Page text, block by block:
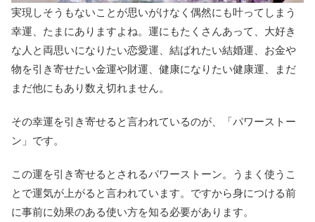
実現しそうもないことが思いがけなく偶然にも叶ってしまう
幸運、たまにありますよね。運にもたくさんあって、大好き
な人と両思いになりたい恋愛運、結ばれたい結婚運、お金や
物を引き寄せたい金運や財運、健康になりたい健康運、まだ
まだ他にもあり数え切れません。
その幸運を引き寄せると言われているのが、「パワーストー
ン」です。
この運を引き寄せるとされるパワーストーン。うまく使うこ
とで運気が上がると言われています。ですから身につける前
に事前に効果のある使い方を知る必要があります。